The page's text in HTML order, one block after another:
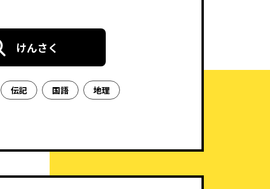
けんさく
伝記 国語
地理